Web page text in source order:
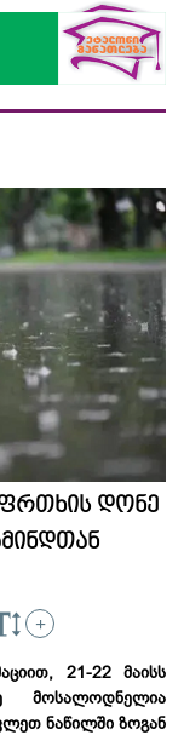
დონე
+
21-22 მაისს
მოსალოდნელია
ნაწილში ზოგან